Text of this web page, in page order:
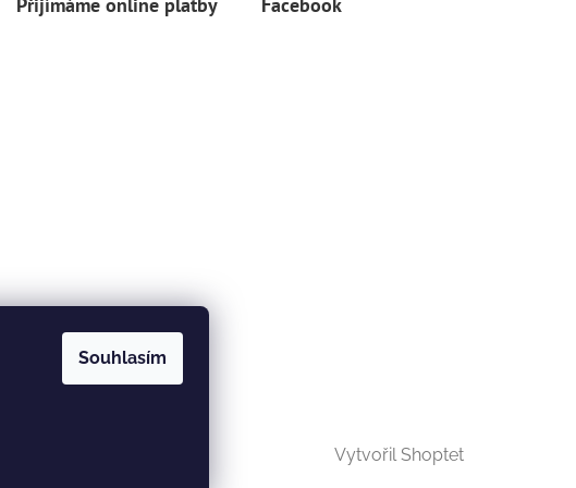
Souhlasím
Vytvořil Shoptet